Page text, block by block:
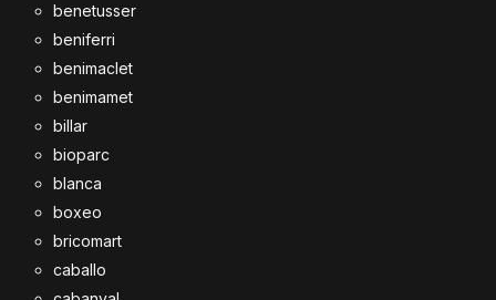
benetusser
beniferri
benimaclet
benimamet
billar
bioparc
blanca
boxeo
bricomart
caballo